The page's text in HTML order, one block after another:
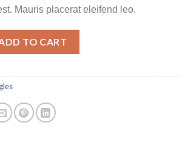
Mauris placerat eleifend leo.
TO CART